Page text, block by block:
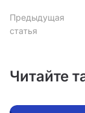
Предыдущая
статья
Читайте